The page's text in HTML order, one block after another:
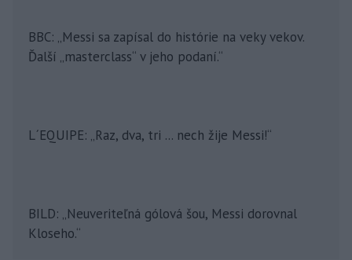
BBC: „Messi sa zapísal do histórie na veky vekov.
Ďalší „masterclass“ v jeho podaní.“
L´EQUIPE: „Raz, dva, tri ... nech žije Messi!“
BILD: „Neuveriteľná gólová šou, Messi dorovnal
Kloseho.“